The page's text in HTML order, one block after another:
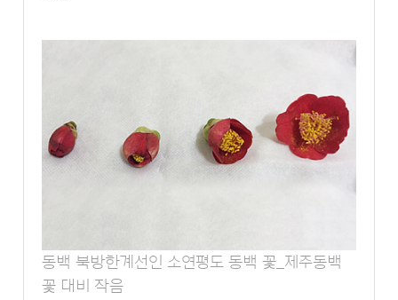
동백 북방한계선인 소연평도 동백 꽃_제주동백
꽃 대비 작음